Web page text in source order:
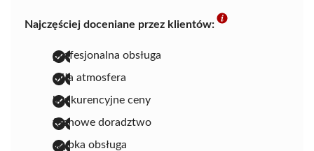
Najczęściej doceniane przez klientów:
profesjonalna obsługa
miła atmosfera
konkurencyjne ceny
fachowe doradztwo
szybka obsługa